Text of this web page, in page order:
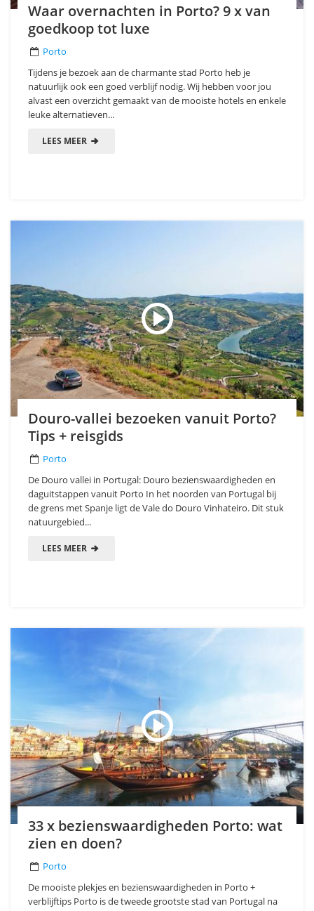
Waar overnachten in Porto? 9 x van
goedkoop tot luxe
Porto
Tijdens je bezoek aan de charmante stad Porto heb je
natuurlijk ook een goed verblijf nodig. Wij hebben voor jou
alvast een overzicht gemaakt van de mooiste hotels en enkele
leuke alternatieven...
LEES MEER
Douro-vallei bezoeken vanuit Porto?
Tips + reisgids
Porto
De Douro vallei in Portugal: Douro bezienswaardigheden en
daguitstappen vanuit Porto In het noorden van Portugal bij
de grens met Spanje ligt de Vale do Douro Vinhateiro. Dit stuk
natuurgebied...
LEES MEER
33 x bezienswaardigheden Porto: wat
zien en doen?
Porto
De mooiste plekjes en bezienswaardigheden in Porto +
verblijftips Porto is de tweede grootste stad van Portugal na